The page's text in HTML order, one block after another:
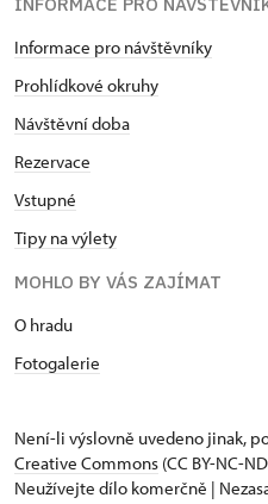
Informace pro návštěvníky
Prohlídkové okruhy
Návštěvní doba
Rezervace
Vstupné
Tipy na výlety
MOHLO BY VÁS ZAJÍMAT
O hradu
Fotogalerie
Není-li výslovně uvedeno jinak,
Creative Commons (CC BY-NC-
Neužívejte dílo komerčně |